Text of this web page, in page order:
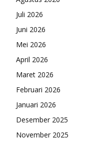
Juli 2026
Juni 2026
Mei 2026
April 2026
Maret 2026
Februari 2026
Januari 2026
Desember 2025
November 2025